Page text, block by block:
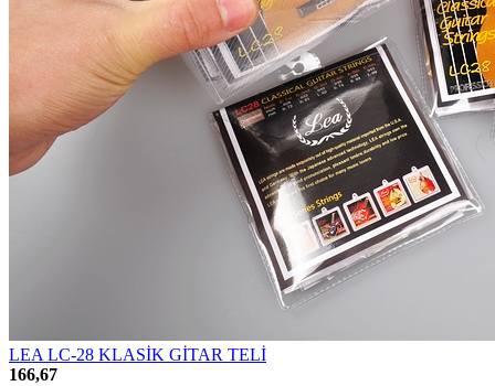
LEA LC-28 KLASİK GİTAR TELİ
166,67